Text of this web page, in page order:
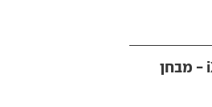
ב.מ.וו iX - מבחן